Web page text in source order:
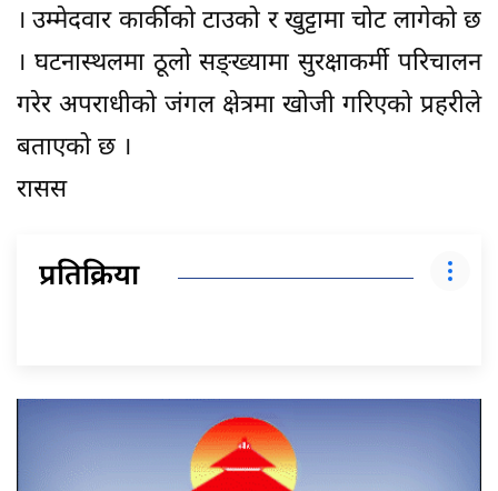
। उम्मेदवार कार्कीको टाउको र खुट्टामा चोट लागेको छ
। घटनास्थलमा ठूलो सङ्ख्यामा सुरक्षाकर्मी परिचालन
गरेर अपराधीको जंगल क्षेत्रमा खोजी गरिएको प्रहरीले
बताएको छ ।
रासस
प्रतिक्रिया